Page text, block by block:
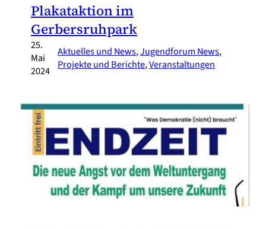
Plakataktion im
Gerbersruhpark
25.
Mai
2024
Aktuelles und News, Jugendforum News
Projekte und Berichte, Veranstaltungen